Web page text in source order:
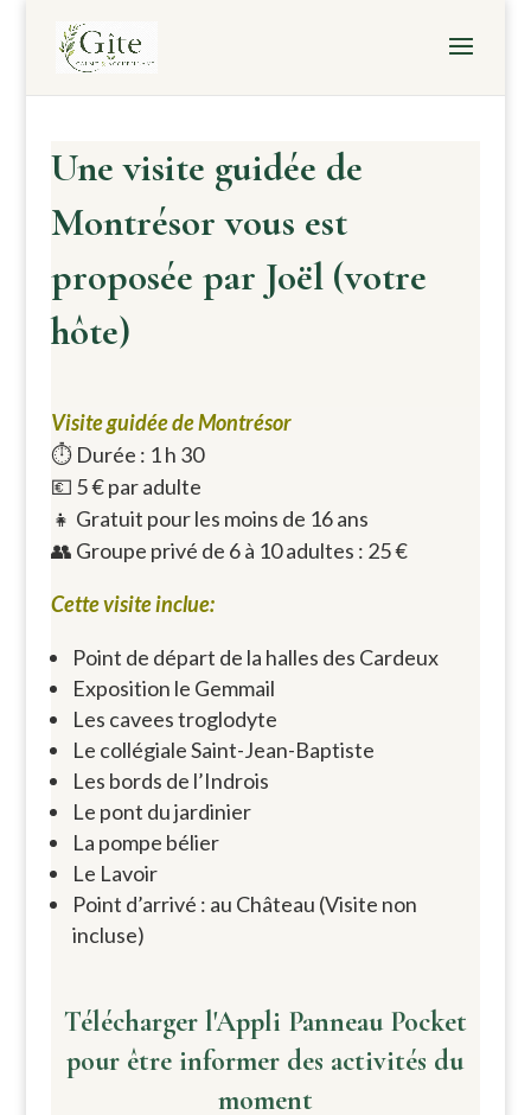
Une visite guidée de
Montrésor vous est
proposée par Joël (votre
hôte)
Visite guidée de Montrésor
⏱️ Durée : 1 h 30
💶 5 € par adulte
👧 Gratuit pour les moins de 16 ans
👥 Groupe privé de 6 à 10 adultes : 25 €
Cette visite inclue:
Point de départ de la halles des Cardeux
Exposition le Gemmail
Les cavees troglodyte
Le collégiale Saint-Jean-Baptiste
Les bords de l’Indrois
Le pont du jardinier
La pompe bélier
Le Lavoir
Point d’arrivé : au Château (Visite non
incluse)
Télécharger l'Appli Panneau Pocket
pour être informer des activités du
moment